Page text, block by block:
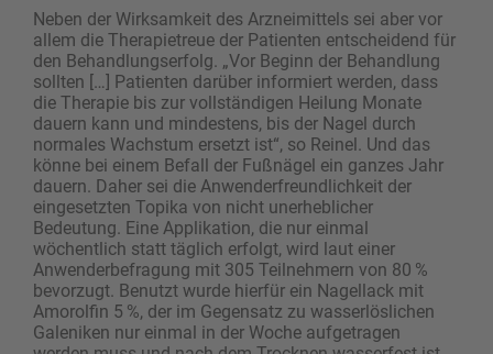
Neben der Wirksamkeit des Arzneimittels sei aber vor
allem die Therapietreue der Patienten entscheidend für
den Behandlungserfolg. „Vor Beginn der Behandlung
sollten […] Patienten darüber informiert werden, dass
die Therapie bis zur vollständigen Heilung Monate
dauern kann und mindestens, bis der Nagel durch
normales Wachstum ersetzt ist“, so Reinel. Und das
könne bei einem Befall der Fuß­nägel ein ganzes Jahr
dauern. Daher sei die Anwenderfreundlichkeit der
eingesetzten Topika von nicht ­unerheblicher
Bedeutung. Eine Applikation, die nur einmal
wöchentlich statt täglich erfolgt, wird laut einer
Anwenderbefragung mit 305 Teilnehmern von 80 %
bevorzugt. Benutzt wurde hierfür ein Nagellack mit
Amorolfin 5 %, der im Gegensatz zu wasserlöslichen
Galeniken nur einmal in der Woche aufgetragen